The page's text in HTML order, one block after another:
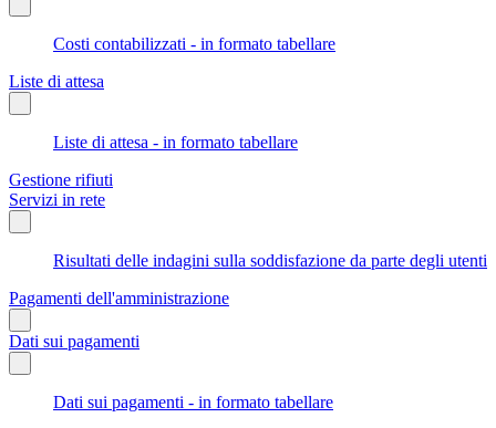
Costi contabilizzati - in formato tabellare
Liste di attesa
Liste di attesa - in formato tabellare
Gestione rifiuti
Servizi in rete
Risultati delle indagini sulla soddisfazione da parte degli utenti
Pagamenti dell'amministrazione
Dati sui pagamenti
Dati sui pagamenti - in formato tabellare